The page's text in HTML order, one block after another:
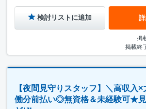
検討リストに追加
掲
掲載終
【夜間見守りスタッフ】＼高収入
働分前払い◎無資格＆未経験可★